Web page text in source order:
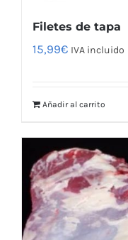
Filetes de tapa
15,99€ IVA incluido
Añadir al carrito